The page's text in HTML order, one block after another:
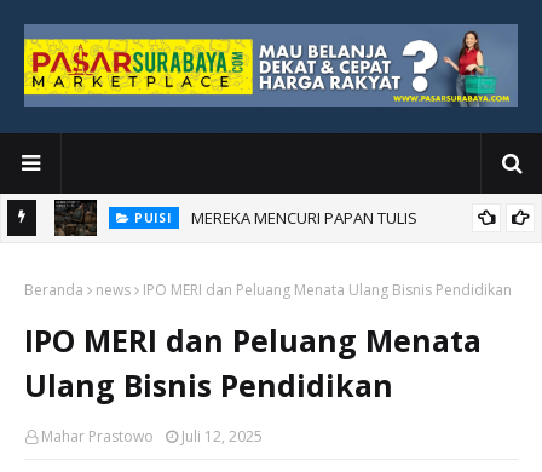
PUISI AKU BANGGA JADI KORUPTOR
Beranda news IPO MERI dan Peluang Menata Ulang Bisnis Pendidikan
IPO MERI dan Peluang Menata
Ulang Bisnis Pendidikan
Mahar Prastowo Juli 12, 2025